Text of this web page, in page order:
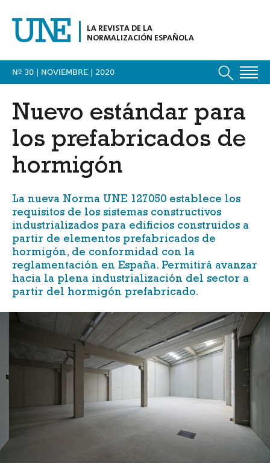
LA REVISTA DE LA
NORMALIZACIÓN ESPAÑOLA
Nº 30 | NOVIEMBRE | 2020
Nuevo estándar para
los prefabricados de
hormigón
La nueva Norma UNE 127050 establece los
requisitos de los sistemas constructivos
industrializados para edificios construidos a
partir de elementos prefabricados de
hormigón, de conformidad con la
reglamentación en España. Permitirá avanzar
hacia la plena industrialización del sector a
partir del hormigón prefabricado.